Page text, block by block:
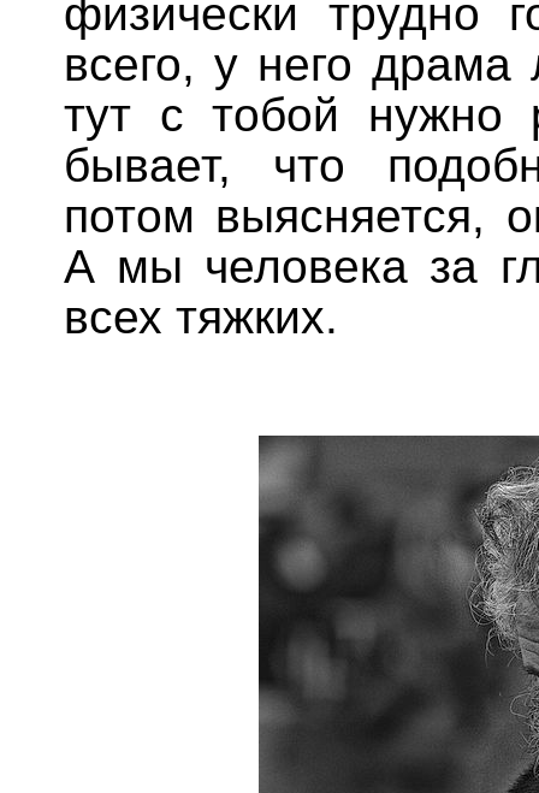
физически трудно
всего, у него
тут с тобой нужно
бывает, что
потом выясняется,
А мы человека за
всех тяжких.